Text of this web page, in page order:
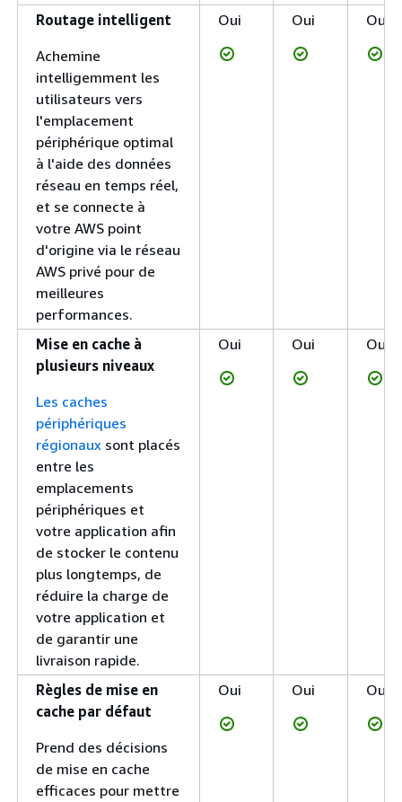
Routage intelligent
Achemine
intelligemment les
utilisateurs vers
l'emplacement
périphérique optimal
à l'aide des données
réseau en temps réel,
et se connecte à
votre AWS point
d'origine via le réseau
AWS privé pour de
meilleures
performances.
Oui Oui Oui
Mise en cache à
plusieurs niveaux
Les caches
périphériques
régionaux sont placés
entre les
emplacements
périphériques et
votre application afin
de stocker le contenu
plus longtemps, de
réduire la charge de
votre application et
de garantir une
livraison rapide.
Oui Oui Oui
Règles de mise en
cache par défaut
Prend des décisions
de mise en cache
efficaces pour mettre
Oui Oui Oui